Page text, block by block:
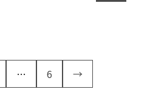
… 6 →